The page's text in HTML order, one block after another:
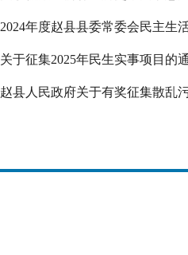
2024年度赵县县委常委会民主生
关于征集2025年民生实事项目的
赵县人民政府关于有奖征集散乱